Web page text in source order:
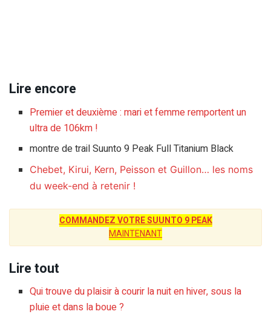
Lire encore
Premier et deuxième : mari et femme remportent un
ultra de 106km !
montre de trail Suunto 9 Peak Full Titanium Black
Chebet, Kirui, Kern, Peisson et Guillon… les noms
du week-end à retenir !
COMMANDEZ VOTRE SUUNTO 9 PEAK
MAINTENANT
Lire tout
Qui trouve du plaisir à courir la nuit en hiver, sous la
pluie et dans la boue ?